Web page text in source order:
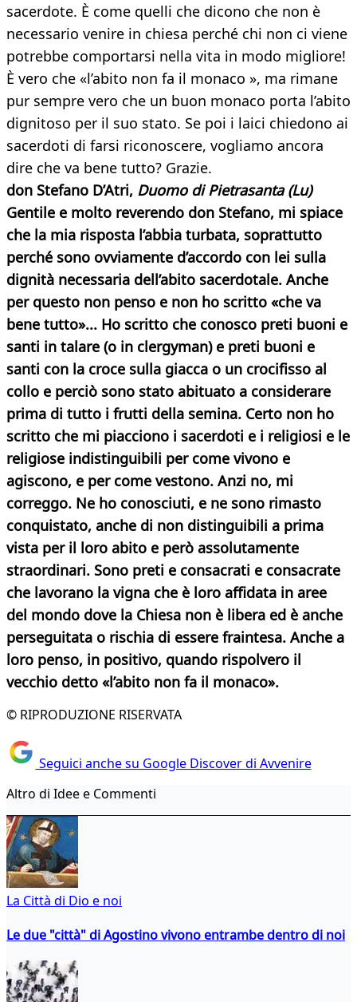
sacerdote. È come quelli che dicono che non è
necessario venire in chiesa perché chi non ci viene
potrebbe comportarsi nella vita in modo migliore!
È vero che «l’abito non fa il monaco », ma rimane
pur sempre vero che un buon monaco porta l’abito
dignitoso per il suo stato. Se poi i laici chiedono ai
sacerdoti di farsi riconoscere, vogliamo ancora
dire che va bene tutto? Grazie.
don Stefano D’Atri, Duomo di Pietrasanta (Lu)
Gentile e molto reverendo don Stefano, mi spiace
che la mia risposta l’abbia turbata, soprattutto
perché sono ovviamente d’accordo con lei sulla
dignità necessaria dell’abito sacerdotale. Anche
per questo non penso e non ho scritto «che va
bene tutto»... Ho scritto che conosco preti buoni e
santi in talare (o in clergyman) e preti buoni e
santi con la croce sulla giacca o un crocifisso al
collo e perciò sono stato abituato a considerare
prima di tutto i frutti della semina. Certo non ho
scritto che mi piacciono i sacerdoti e i religiosi e le
religiose indistinguibili per come vivono e
agiscono, e per come vestono. Anzi no, mi
correggo. Ne ho conosciuti, e ne sono rimasto
conquistato, anche di non distinguibili a prima
vista per il loro abito e però assolutamente
straordinari. Sono preti e consacrati e consacrate
che lavorano la vigna che è loro affidata in aree
del mondo dove la Chiesa non è libera ed è anche
perseguitata o rischia di essere fraintesa. Anche a
loro penso, in positivo, quando rispolvero il
vecchio detto «l’abito non fa il monaco».
© RIPRODUZIONE RISERVATA
Seguici anche su Google Discover di Avvenire
Altro di Idee e Commenti
La Città di Dio e noi
Le due "città" di Agostino vivono entrambe dentro di noi